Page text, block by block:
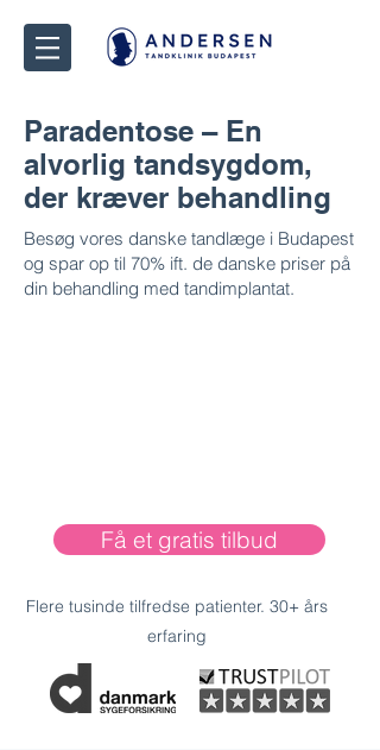
Paradentose – En
alvorlig tandsygdom,
der kræver behandling
Besøg vores danske tandlæge i Budapest
og spar op til 70% ift. de danske priser på
din behandling med tandimplantat.
Få et gratis tilbud
Flere tusinde tilfredse patienter. 30+ års
erfaring